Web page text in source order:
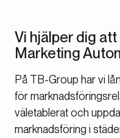
Vi hjälper dig
Marketing
På TB-Group har vi
för
väletablerat och
marknadsföring i